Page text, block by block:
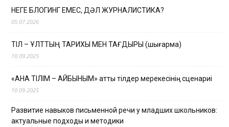
НЕГЕ БЛОГИНГ ЕМЕС, ДӘЛ ЖУРНАЛИСТИКА?
05.07.2026
ТІЛ – ҰЛТТЫҢ ТАРИХЫ МЕН ТАҒДЫРЫ (шығарма)
10.09.2025
«АНА ТІЛІМ – АЙБЫНЫМ» атты тілдер мерекесінің сценариі
10.09.2025
Развитие навыков письменной речи у младших школьников:
актуальные подходы и методики